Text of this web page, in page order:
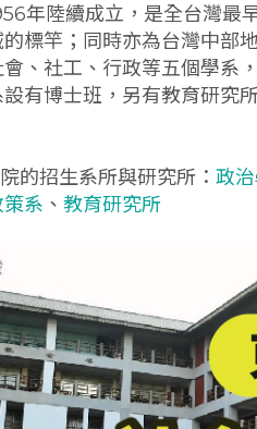
年陸續成立，是全台灣最
標竿；同時亦為台灣中部
、社工、行政等五個學系
有博士班，另有教育研究
的招生系所與研究所： 政
系 、 教育研究所